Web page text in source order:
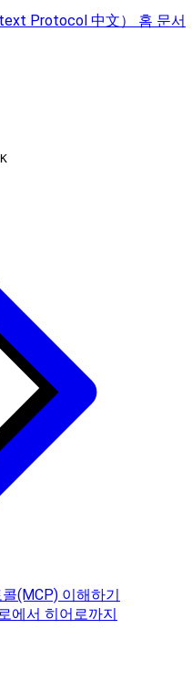
Protocol 中文） 홈 문서
(MCP) 이해하기
에서 히어로까지